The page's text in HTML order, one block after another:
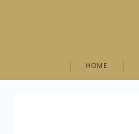
HOME